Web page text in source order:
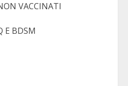
VACCINATI
E BDSM